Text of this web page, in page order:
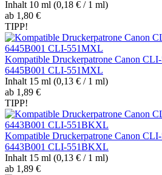
Inhalt 10 ml (0,18 € / 1 ml)
ab 1,80 €
TIPP!
Kompatible Druckerpatrone Canon
6445B001 CLI-551MXL
Inhalt 15 ml (0,13 € / 1 ml)
ab 1,89 €
TIPP!
Kompatible Druckerpatrone Canon
6443B001 CLI-551BKXL
Inhalt 15 ml (0,13 € / 1 ml)
ab 1,89 €